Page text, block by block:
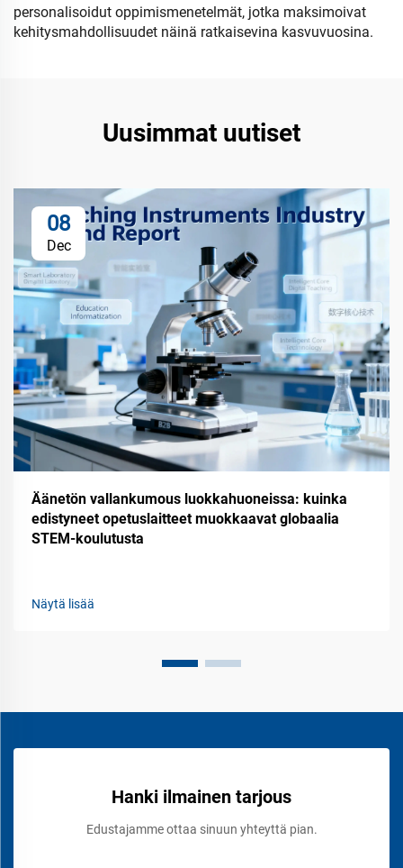
personalisoidut oppimismenetelmät, jotka maksimoivat
kehitysmahdollisuudet näinä ratkaisevina kasvuvuosina.
Uusimmat uutiset
08
Dec
Äänetön vallankumous luokkahuoneissa: kuinka
edistyneet opetuslaitteet muokkaavat globaalia
STEM-koulutusta
Näytä lisää
Hanki ilmainen tarjous
Edustajamme ottaa sinuun yhteyttä pian.